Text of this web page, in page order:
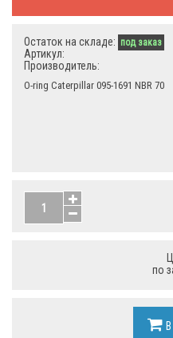
Остаток на складе: под заказ
Артикул:
Производитель:
O-ring Caterpillar 095-1691 NBR 70
по